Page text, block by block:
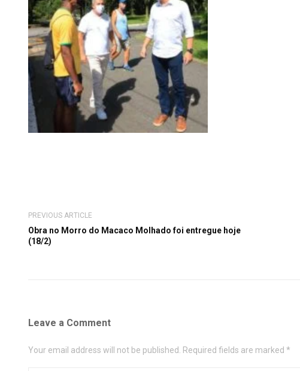
PREVIOUS ARTICLE
Obra no Morro do Macaco Molhado foi entregue hoje
(18/2)
Leave a Comment
Your email address will not be published. Required fields are marked *